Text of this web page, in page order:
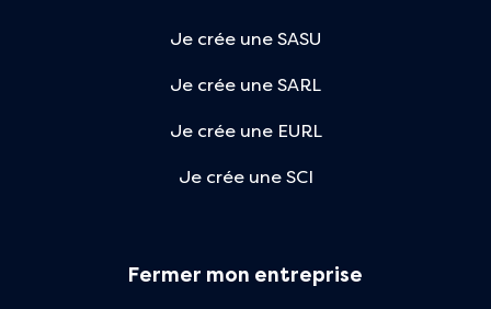
Je crée une SASU
Je crée une SARL
Je crée une EURL
Je crée une SCI
Fermer mon entreprise